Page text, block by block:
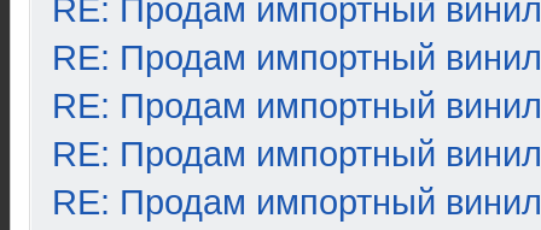
RE: Продам импортный винил
RE: Продам импортный винил
RE: Продам импортный винил
RE: Продам импортный винил
RE: Продам импортный винил